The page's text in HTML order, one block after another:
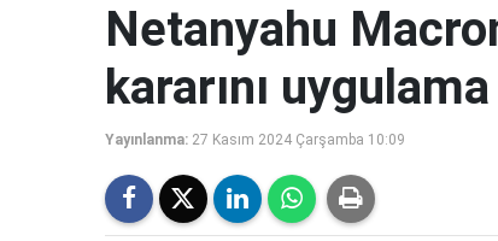
Netanyahu
kararını uygulama
Yayınlanma: 27 Kasım 2024 Çarşamba 10:09